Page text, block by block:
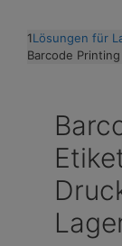
1Lösungen für
Barcode Printing